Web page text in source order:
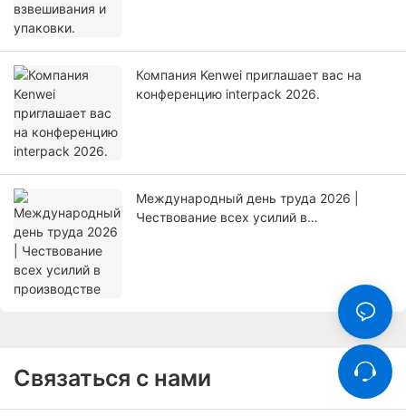
Компания Kenwei приглашает вас на
конференцию interpack 2026.
Международный день труда 2026 |
Чествование всех усилий в
Связаться с нами